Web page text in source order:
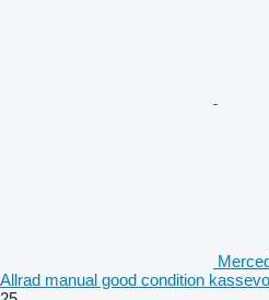
Allrad manual good condition